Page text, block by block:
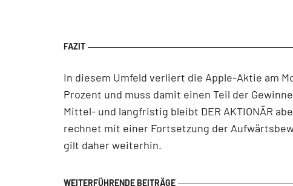
In diesem Umfeld verliert die Apple-Aktie am
Prozent und muss damit einen Teil der
Mittel- und langfristig bleibt DER AKTIONÄR
rechnet mit einer Fortsetzung der
gilt daher weiterhin.